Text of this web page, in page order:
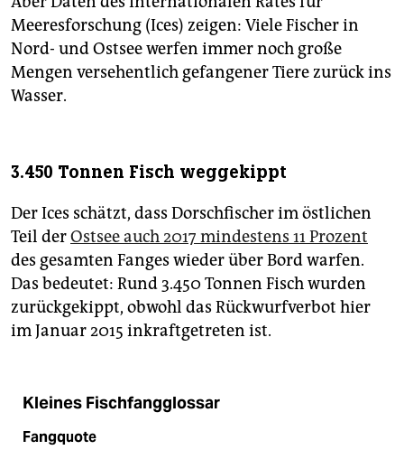
Meeresforschung (Ices) zeigen: Viele Fischer in
Nord- und Ostsee werfen immer noch große
Mengen versehentlich gefangener Tiere zurück ins
Wasser.
3.450 Tonnen Fisch weggekippt
Der Ices schätzt, dass Dorschfischer im östlichen
Teil derOstsee auch 2017 mindestens 11 Prozent
des gesamten Fanges wieder über Bord warfen.
Das bedeutet: Rund 3.450 Tonnen Fisch wurden
zurückgekippt, obwohl das Rückwurfverbot hier
im Januar 2015 inkraftgetreten ist.
Kleines Fischfangglossar
Fangquote